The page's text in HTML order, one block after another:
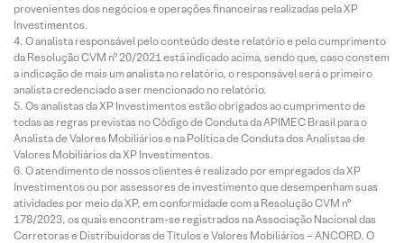
provenientes dos negócios e operações financeiras realizadas pela XP
Investimentos.
O analista responsável pelo conteúdo deste relatório e pelo cumprimento
da Resolução CVM nº 20/2021 está indicado acima, sendo que, caso constem
a indicação de mais um analista no relatório, o responsável será o primeiro
analista credenciado a ser mencionado no relatório.
Os analistas da XP Investimentos estão obrigados ao cumprimento de
todas as regras previstas no Código de Conduta da APIMEC Brasil para o
Analista de Valores Mobiliários e na Política de Conduta dos Analistas de
Valores Mobiliários da XP Investimentos.
O atendimento de nossos clientes é realizado por empregados da XP
Investimentos ou por assessores de investimento que desempenham suas
atividades por meio da XP, em conformidade com a Resolução CVM nº
178/2023, os quais encontram-se registrados na Associação Nacional das
Corretoras e Distribuidoras de Títulos e Valores Mobiliários – ANCORD. O